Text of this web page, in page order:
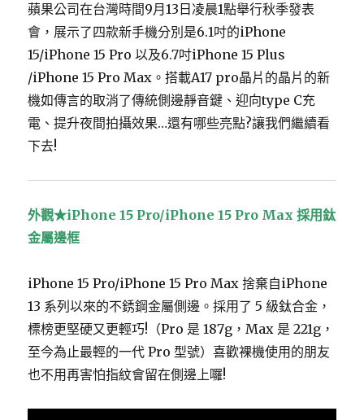
蘋果公司在台灣時間9月13日凌晨1點舉行秋季發表
會，展示了四款新手機分別是6.1吋的iPhone
15/iPhone 15 Pro 以及6.7吋iPhone 15 Plus
/iPhone 15 Pro Max。搭載A17 pro晶片的晶片的新
機如傳言的取消了傳統側邊靜音鍵、迎向type C充
電、提升夜間拍攝效果…還有哪些亮點?讓我們繼續看
下去!
外觀★iPhone 15 Pro/iPhone 15 Pro Max 採用鈦
金屬邊框
iPhone 15 Pro/iPhone 15 Pro Max 捨棄自iPhone
13 系列以來的不銹鋼金屬側邊。採用了 5 級鈦合金，
標榜更堅硬又更輕巧!（Pro 是 187g，Max 是 221g，
至今為止最輕的一代 Pro 型號）喜歡裸機使用的朋友
也不用再害怕指紋會留在側邊上囉!